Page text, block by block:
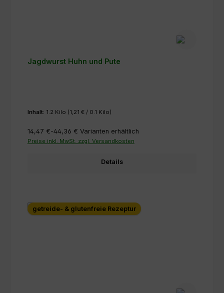
Jagdwurst Huhn und Pute
Inhalt: 1.2 Kilo (1,21 € / 0.1 Kilo)
14,47 €-44,36 € Varianten erhältlich
Preise inkl. MwSt. zzgl. Versandkosten
Details
getreide- & glutenfreie Rezeptur